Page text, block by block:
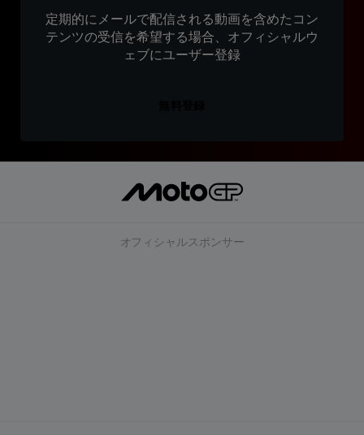
定期的にメールで配信される動画を含めたコン
テンツの受信を希望する場合、オフィシャルウ
ェブにユーザー登録
オフィシャルスポンサー